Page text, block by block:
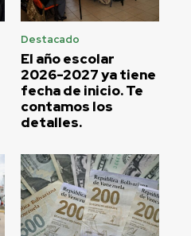
Destacado
El año escolar
2026-2027 ya tiene
fecha de inicio. Te
contamos los
detalles.